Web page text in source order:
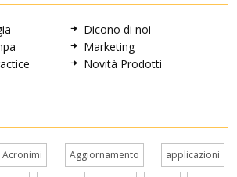
Dicono di noi
Marketing
Novità Prodotti
Acronimi Aggiornamento applicazioni